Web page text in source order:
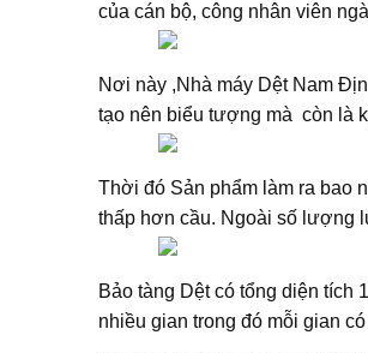
của cán bộ, công nhân viên
Nơi này ,Nhà máy Dệt Nam
tạo nên biểu tượng mà còn là
Thời đó Sản phẩm làm ra bao
thấp hơn cầu. Ngoài số lượng
Bảo tàng Dệt có tổng diện tích
nhiều gian trong đó mỗi gian